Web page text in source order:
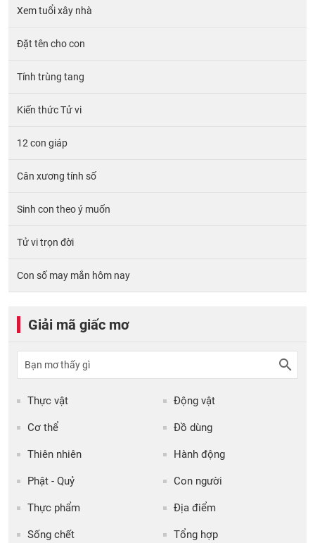
Xem tuổi xây nhà
Đặt tên cho con
Tính trùng tang
Kiến thức Tử vi
12 con giáp
Cân xương tính số
Sinh con theo ý muốn
Tử vi trọn đời
Con số may mắn hôm nay
Giải mã giấc mơ
Thực vật Động vật
Cơ thể Đồ dùng
Thiên nhiên Hành động
Phật - Quỷ Con người
Thực phẩm Địa điểm
Sống chết Tổng hợp